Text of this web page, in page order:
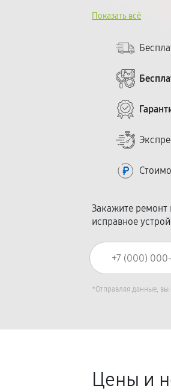
гарантию на все
Показать всё
Закажите
исправное
*Отправляя данные, вы
Цены и